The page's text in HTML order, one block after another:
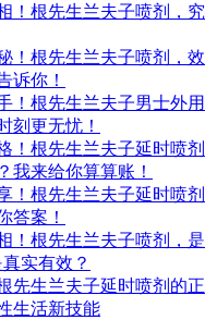
！根先生兰夫子喷剂，
！根先生兰夫子喷剂，
诉你！
！根先生兰夫子男士外
刻更无忧！
！根先生兰夫子延时喷
我来给你算算账！
！根先生兰夫子延时喷
答案！
！根先生兰夫子喷剂，
实有效？
先生兰夫子延时喷剂的
生活新技能